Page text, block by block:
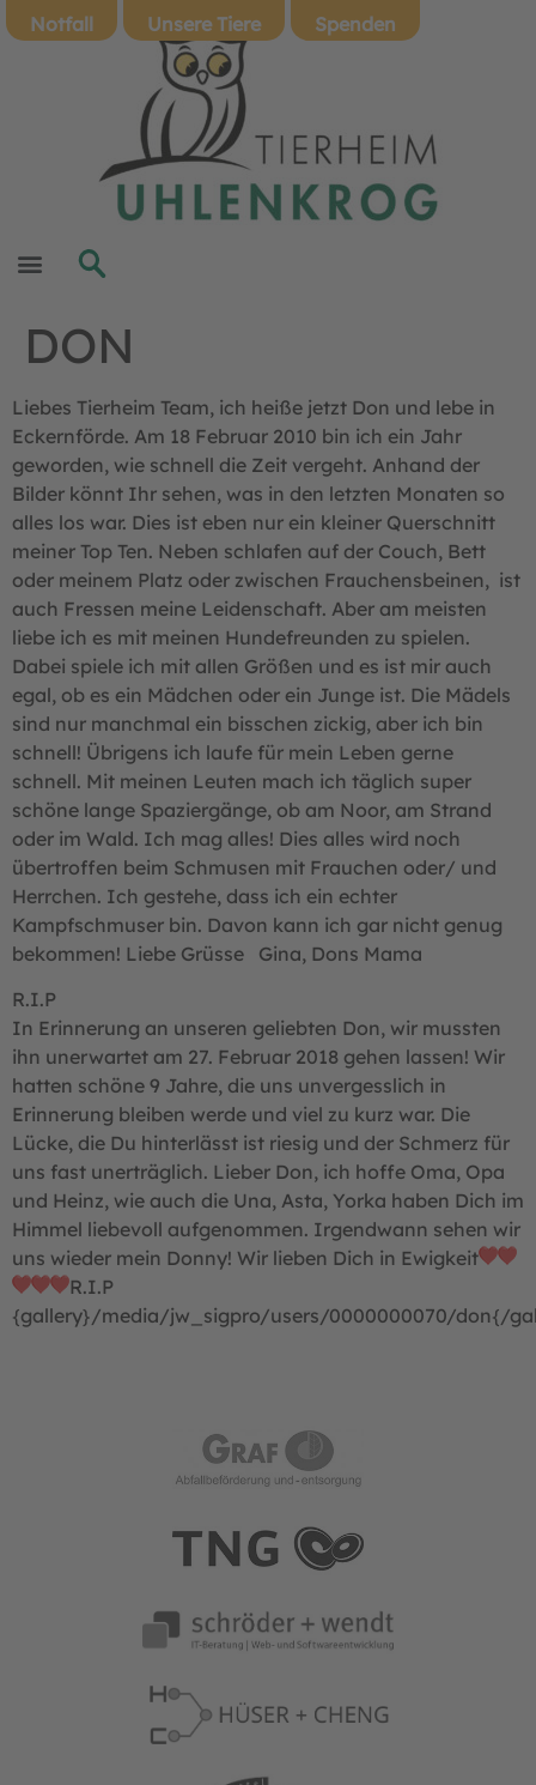
Notfall Unsere Tiere Spenden
DON
Liebes Tierheim Team, ich heiße jetzt Don und lebe in
Eckernförde. Am 18 Februar 2010 bin ich ein Jahr
geworden, wie schnell die Zeit vergeht. Anhand der
Bilder könnt Ihr sehen, was in den letzten Monaten so
alles los war. Dies ist eben nur ein kleiner Querschnitt
meiner Top Ten. Neben schlafen auf der Couch, Bett
oder meinem Platz oder zwischen Frauchensbeinen, ist
auch Fressen meine Leidenschaft. Aber am meisten
liebe ich es mit meinen Hundefreunden zu spielen.
Dabei spiele ich mit allen Größen und es ist mir auch
egal, ob es ein Mädchen oder ein Junge ist. Die Mädels
sind nur manchmal ein bisschen zickig, aber ich bin
schnell! Übrigens ich laufe für mein Leben gerne
schnell. Mit meinen Leuten mach ich täglich super
schöne lange Spaziergänge, ob am Noor, am Strand
oder im Wald. Ich mag alles! Dies alles wird noch
übertroffen beim Schmusen mit Frauchen oder/ und
Herrchen. Ich gestehe, dass ich ein echter
Kampfschmuser bin. Davon kann ich gar nicht genug
bekommen! Liebe Grüsse Gina, Dons Mama
R.I.P
In Erinnerung an unseren geliebten Don, wir mussten
ihn unerwartet am 27. Februar 2018 gehen lassen! Wir
hatten schöne 9 Jahre, die uns unvergesslich in
Erinnerung bleiben werde und viel zu kurz war. Die
Lücke, die Du hinterlässt ist riesig und der Schmerz für
uns fast unerträglich. Lieber Don, ich hoffe Oma, Opa
und Heinz, wie auch die Una, Asta, Yorka haben Dich im
Himmel liebevoll aufgenommen. Irgendwann sehen wir
uns wieder mein Donny! Wir lieben Dich in Ewigkeit
R.I.P
{gallery}/media/jw_sigpro/users/0000000070/don{/